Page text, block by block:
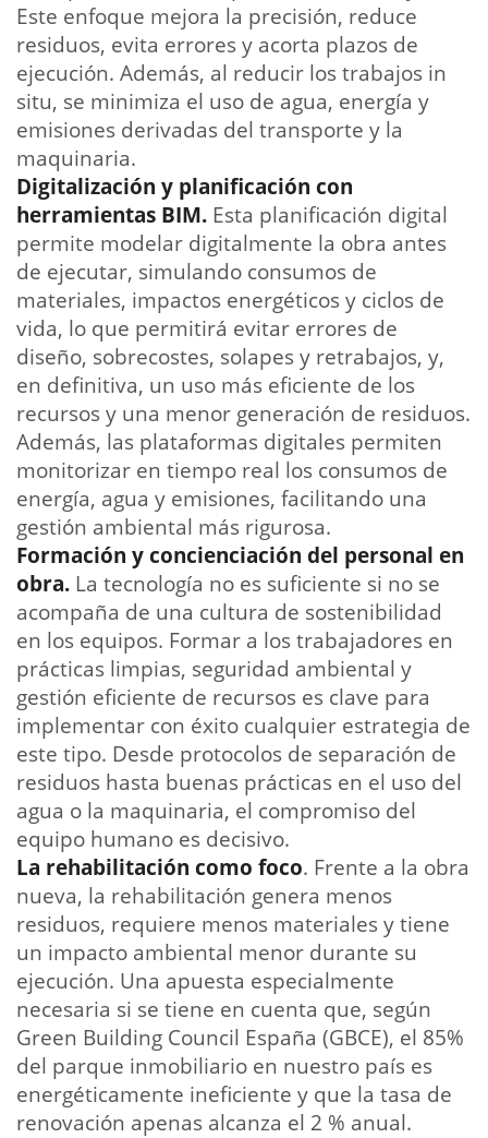
Este enfoque mejora la precisión, reduce
residuos, evita errores y acorta plazos de
ejecución. Además, al reducir los trabajos in
situ, se minimiza el uso de agua, energía y
emisiones derivadas del transporte y la
maquinaria.
Digitalización y planificación con
herramientas BIM. Esta planificación digital
permite modelar digitalmente la obra antes
de ejecutar, simulando consumos de
materiales, impactos energéticos y ciclos de
vida, lo que permitirá evitar errores de
diseño, sobrecostes, solapes y retrabajos, y,
en definitiva, un uso más eficiente de los
recursos y una menor generación de residuos.
Además, las plataformas digitales permiten
monitorizar en tiempo real los consumos de
energía, agua y emisiones, facilitando una
gestión ambiental más rigurosa.
Formación y concienciación del personal en
obra. La tecnología no es suficiente si no se
acompaña de una cultura de sostenibilidad
en los equipos. Formar a los trabajadores en
prácticas limpias, seguridad ambiental y
gestión eficiente de recursos es clave para
implementar con éxito cualquier estrategia de
este tipo. Desde protocolos de separación de
residuos hasta buenas prácticas en el uso del
agua o la maquinaria, el compromiso del
equipo humano es decisivo.
La rehabilitación como foco. Frente a la obra
nueva, la rehabilitación genera menos
residuos, requiere menos materiales y tiene
un impacto ambiental menor durante su
ejecución. Una apuesta especialmente
necesaria si se tiene en cuenta que, según
Green Building Council España (GBCE), el 85%
del parque inmobiliario en nuestro país es
energéticamente ineficiente y que la tasa de
renovación apenas alcanza el 2 % anual.